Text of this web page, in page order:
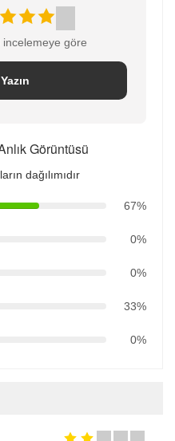
göre
Görüntüsü
dağılımıdır
67%
0%
0%
33%
0%